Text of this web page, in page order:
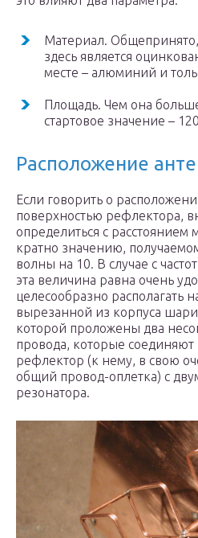
Материал.
здесь является
месте – алюминий и
Площадь. Чем она
стартовое значение –
Расположение
Если говорить о
поверхностью рефлектора,
определиться с
кратно значению,
волны на 10. В случае с
эта величина равна очень
целесообразно располагать
вырезанной из корпуса
которой проложены два
провода, которые
рефлектор (к нему, в свою
общий провод-оплетка) с
резонатора.